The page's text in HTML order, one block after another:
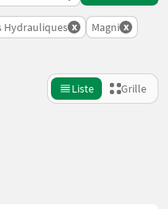
Hydrauliques x Magni x
Liste Grille